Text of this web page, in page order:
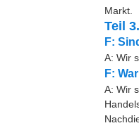
Markt.
Teil 3
F:
A: Wir
F:
A: Wir